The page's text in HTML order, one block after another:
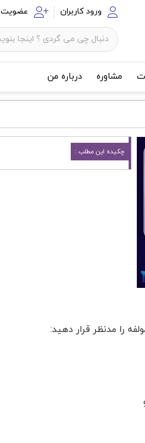
ورود کاربران عضویت
مشاوره درباره من
چکیده این مطلب :
را مدنظر قرار دهید: